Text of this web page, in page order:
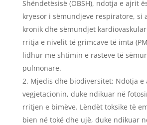
Shëndetësisë (OBSH), ndotja e ajrit
kryesor i sëmundjeve respiratore, si
kronik dhe sëmundjet
rritja e nivelit të grimcave të imta
lidhur me shtimin e rasteve të
pulmonare.
Mjedis dhe biodiversitet: Ndotja e
vegjetacionin, duke ndikuar në
rritjen e bimëve. Lëndët toksike të
bien në tokë dhe ujë, duke ndikuar